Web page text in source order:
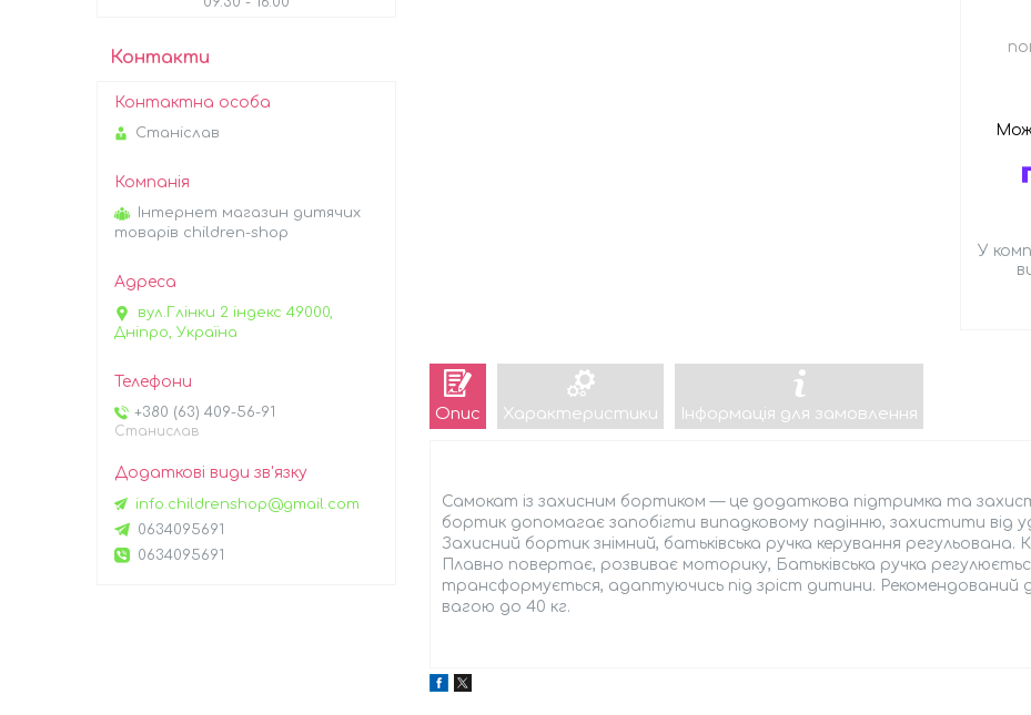
У
Опис Характеристики Інформація для замовлення
Самокат із захисним бортиком — це додаткова підтримка та
бортик допомагає запобігти випадковому падінню, захистити від
Захисний бортик знімний, батьківська ручка керування
Плавно повертає, розвиває моторику, Батьківська ручка
трансформується, адаптуючись під зріст дитини. Рекомендований
вагою до 40 кг.
Контакти
Станіслав
Інтернет магазин дитячих
товарів children-shop
вул.Глінки 2 індекс 49000,
Дніпро, Україна
+380 (63) 409-56-91
Станислав
info.childrenshop@gmail.com
0634095691
0634095691